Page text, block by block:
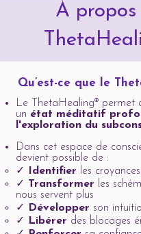
À propos
Qu’est-ce que le
Le ThetaHealing® permet
un état méditatif
l'exploration du
Dans cet espace de
devient possible de :
✓
Identifier les
✓ Transformer les
nous servent plus
✓
Développer son
✓
Libérer des blocages